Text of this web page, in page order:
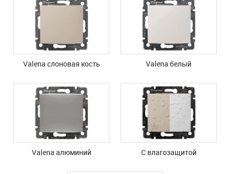
Valena cлоновая кость Valena белый
Valena алюминий С влагозащитой